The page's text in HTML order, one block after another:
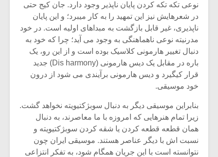
نوعی تکه تکه کردن پایان ناپذیر وجود دارد. جان کیج حتی
در شعرهایش نیز این تمهید را به کار میبرد؛ و این پایان
ناپذیری، غیر قابل بازگشت به مبداهای اولیه است. در خود
مدرنیته نوعی ناهماهنگی به وجود می آید؛ چرا که خود به
دنبال تغییر هارمونی کلاسیک بوده است و از این رو، یک
باره در مقابل یک دیس هارمونی (Dis harmony) جدید
قرار کیگیرد و دیس هارمونی برآیندی می شود از درون
خود موسیقی.
بنابراین موسیقی دیگر به دنبال سوبژکتیویته نخواهد گشت.
زیرا تمام هنرهایی که امروزه با ما معاصرند، به دنبال
همان قطعه قطعه کردن یا شقه کردن سوبژکتیویته و
نسبت اش با دیگر عناصر هستند. موسیقی ایران چون
نتوانسته است با این جریان همگام شود، به تفکر انتزاعی